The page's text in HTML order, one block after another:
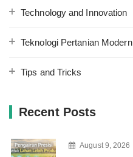
Technology and Innovation
Teknologi Pertanian Modern
Tips and Tricks
Recent Posts
August 9, 2026